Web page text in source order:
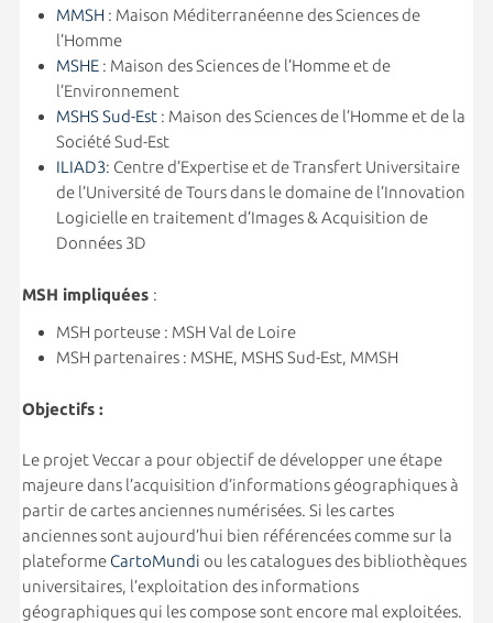
MMSH : Maison Méditerranéenne des Sciences de
l’Homme
MSHE : Maison des Sciences de l’Homme et de
l’Environnement
MSHS Sud-Est : Maison des Sciences de l’Homme et de la
Société Sud-Est
ILIAD3: Centre d’Expertise et de Transfert Universitaire
de l’Université de Tours dans le domaine de l’Innovation
Logicielle en traitement d’Images & Acquisition de
Données 3D
MSH impliquées :
MSH porteuse : MSH Val de Loire
MSH partenaires : MSHE, MSHS Sud-Est, MMSH
Objectifs :
Le projet Veccar a pour objectif de développer une étape
majeure dans l’acquisition d’informations géographiques à
partir de cartes anciennes numérisées. Si les cartes
anciennes sont aujourd’hui bien référencées comme sur la
plateforme CartoMundi ou les catalogues des bibliothèques
universitaires, l’exploitation des informations
géographiques qui les compose sont encore mal exploitées.